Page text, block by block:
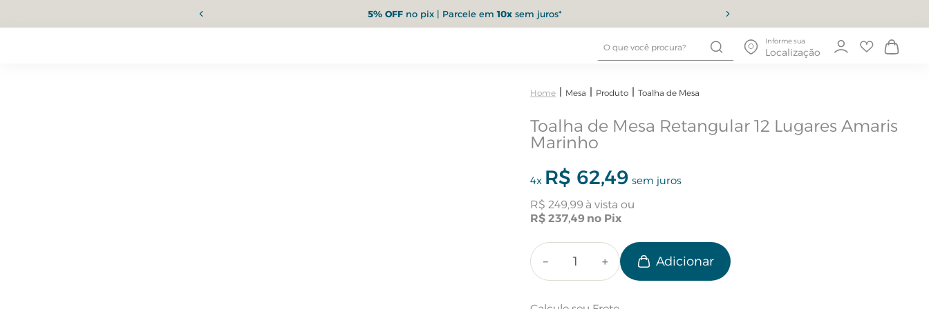
5% OFFno pix | Parcele em10xsem juros*
Informe sua
Localização
Mesa Produto Toalha de Mesa
Toalha de Mesa Retangular 12 Lugares Amaris
Marinho
4x R$ 62,49 sem juros
R$ 249,99
R$ 237,49
＋
－